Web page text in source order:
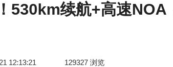
530km续航+高速NOA
12:13:21 129327 浏览